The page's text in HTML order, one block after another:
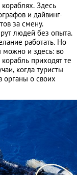
кораблях. Здесь
и дайвинг-
за смену.
людей без опыта.
работать. Но
можно и здесь: во
приходят те
когда туристы
органы о своих